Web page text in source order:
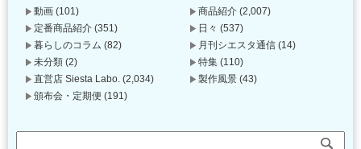
動画 (101) 商品紹介 (2,007)
定番商品紹介 (351) 日々 (537)
暮らしのコラム (82) 月刊シエスタ通信 (14)
未分類 (2) 特集 (110)
直営店 Siesta Labo. (2,034) 製作風景 (43)
頒布会・定期便 (191)